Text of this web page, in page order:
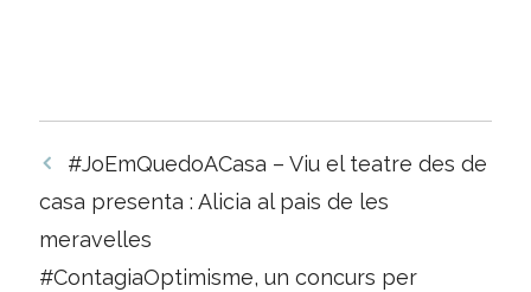
Navegació
per
#JoEmQuedoACasa – Viu el teatre des de
casa presenta : Alicia al pais de les
meravelles
#ContagiaOptimisme, un concurs per